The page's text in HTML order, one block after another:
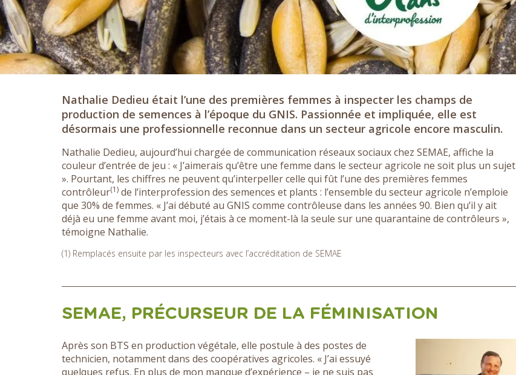
Nathalie Dedieu était l’une des premières femmes à inspecter les champs de
production de semences à l’époque du GNIS. Passionnée et impliquée, elle est
désormais une professionnelle reconnue dans un secteur agricole encore masculin.
Nathalie Dedieu, aujourd’hui chargée de communication réseaux sociaux chez SEMAE, affiche la
couleur d’entrée de jeu : « J’aimerais qu’être une femme dans le secteur agricole ne soit plus un sujet
». Pourtant, les chiffres ne peuvent qu’interpeller celle qui fût l’une des premières femmes
contrôleur(1) de l’interprofession des semences et plants : l’ensemble du secteur agricole n’emploie
que 30% de femmes. « J’ai débuté au GNIS comme contrôleuse dans les années 90. Bien qu’il y ait
déjà eu une femme avant moi, j’étais à ce moment-là la seule sur une quarantaine de contrôleurs »,
témoigne Nathalie.
(1) Remplacés ensuite par les inspecteurs avec l’accréditation de SEMAE
SEMAE, PRÉCURSEUR DE LA FÉMINISATION
Après son BTS en production végétale, elle postule à des postes de
technicien, notamment dans des coopératives agricoles. « J’ai essuyé
quelques refus. En plus de mon manque d’expérience – je ne suis pas